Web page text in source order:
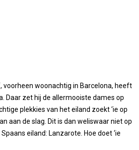
voorheen woonachtig in Barcelona, heeft
Daar zet hij de allermooiste dames op
plekkies van het eiland zoekt ‘ie op
aan de slag. Dit is dan weliswaar niet op
eiland: Lanzarote. Hoe doet ‘ie